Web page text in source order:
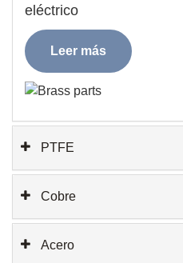
eléctrico
Leer más
PTFE
Cobre
Acero